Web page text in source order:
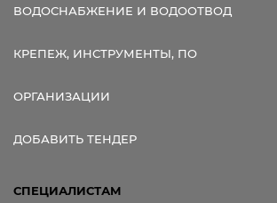
ВОДОСНАБЖЕНИЕ И ВОДООТВОД
КРЕПЕЖ, ИНСТРУМЕНТЫ, ПО
ОРГАНИЗАЦИИ
ДОБАВИТЬ ТЕНДЕР
СПЕЦИАЛИСТАМ